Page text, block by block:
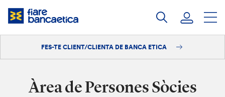
Salta
Iniciar sessióFES-TE CLIENT/CLIENTA DE BANCA ETICA
Àrea de Persones Sòcies